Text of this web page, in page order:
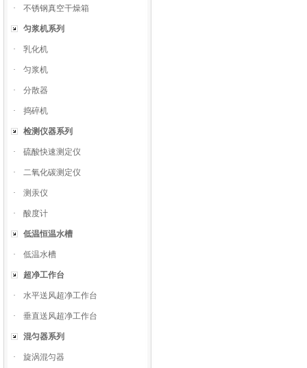
· 不锈钢真空干燥箱
匀浆机系列
· 乳化机
· 匀浆机
· 分散器
· 捣碎机
检测仪器系列
· 硫酸快速测定仪
· 二氧化碳测定仪
· 测汞仪
· 酸度计
低温恒温水槽
· 低温水槽
超净工作台
· 水平送风超净工作台
· 垂直送风超净工作台
混匀器系列
· 旋涡混匀器